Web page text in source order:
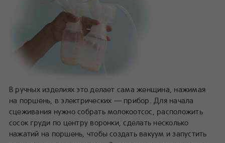
В ручных изделиях это делает сама женщина, нажимая
на поршень, в электрических — прибор. Для начала
сцеживания нужно собрать молокоотсос, расположить
сосок груди по центру воронки, сделать несколько
нажатий на поршень, чтобы создать вакуум и запустить